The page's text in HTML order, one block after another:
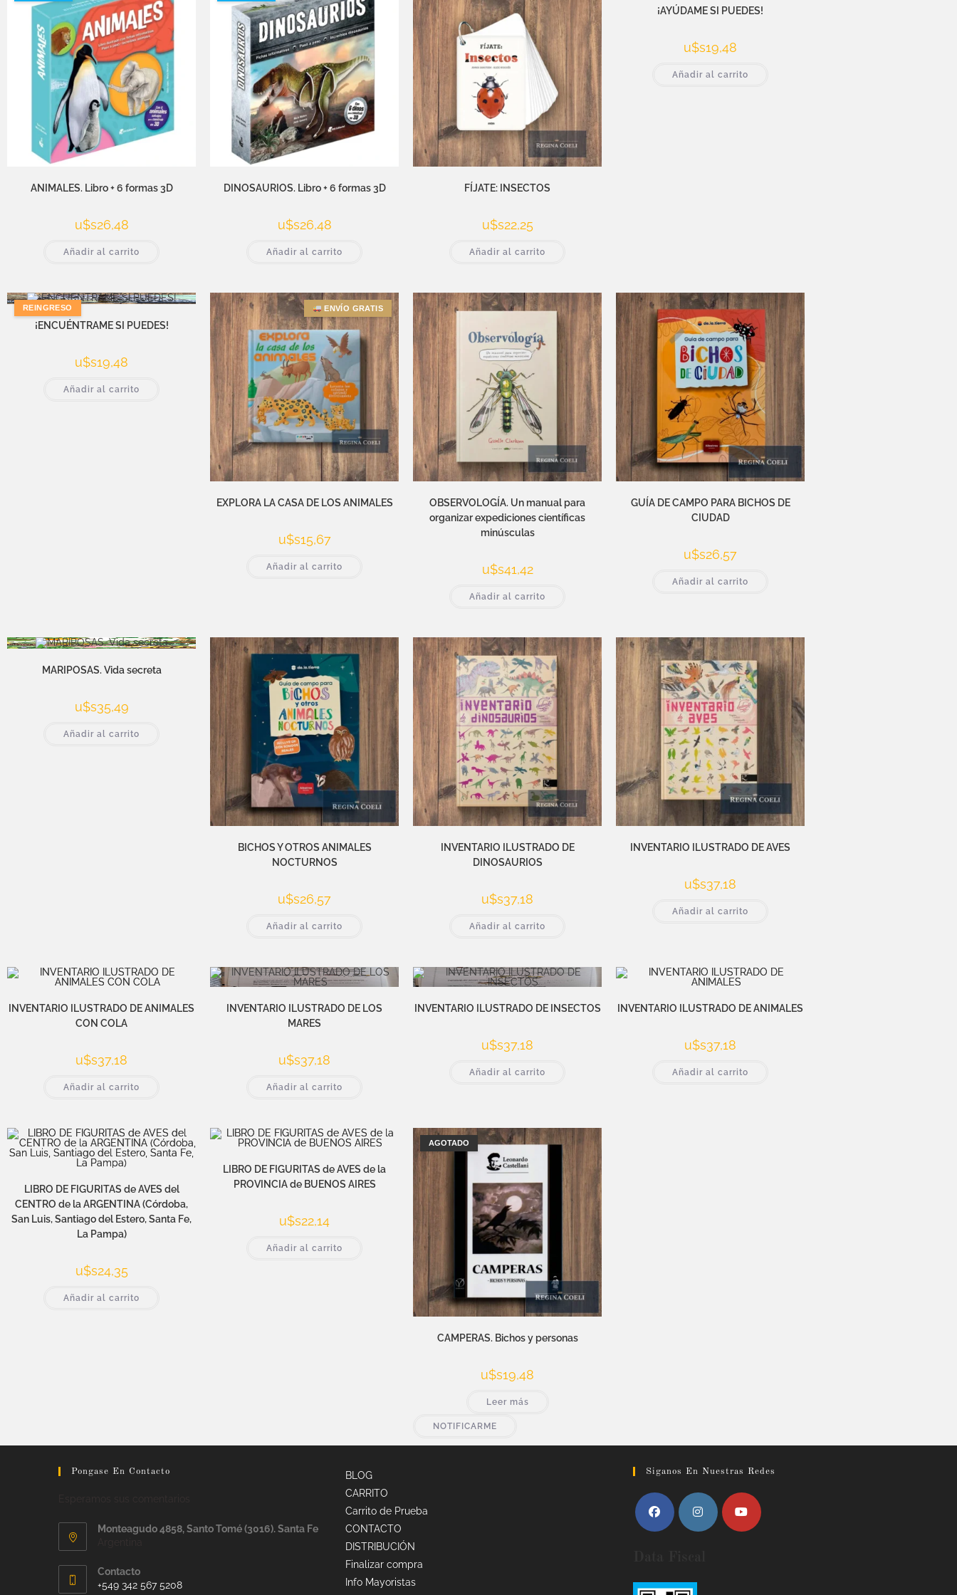
ANIMALES. Libro + 6 formas 3D
u$s26,48
Añadir al carrito
DINOSAURIOS. Libro + 6 formas 3D
u$s26,48
Añadir al carrito
FÍJATE: INSECTOS
u$s22,25
Añadir al carrito
¡AYÚDAME SI PUEDES!
u$s19,48
Añadir al carrito
REINGRESO
¡ENCUÉNTRAME SI PUEDES!
u$s19,48
Añadir al carrito
ENVÍO GRATIS
EXPLORA LA CASA DE LOS ANIMALES
u$s15,67
Añadir al carrito
OBSERVOLOGÍA. Un manual para
organizar expediciones científicas
minúsculas
u$s41,42
Añadir al carrito
GUÍA DE CAMPO PARA BICHOS DE
CIUDAD
u$s26,57
Añadir al carrito
MARIPOSAS. Vida secreta
u$s35,49
Añadir al carrito
BICHOS Y OTROS ANIMALES
NOCTURNOS
u$s26,57
Añadir al carrito
INVENTARIO ILUSTRADO DE
DINOSAURIOS
u$s37,18
Añadir al carrito
INVENTARIO ILUSTRADO DE AVES
u$s37,18
Añadir al carrito
INVENTARIO ILUSTRADO DE ANIMALES
CON COLA
u$s37,18
Añadir al carrito
INVENTARIO ILUSTRADO DE LOS
MARES
u$s37,18
Añadir al carrito
INVENTARIO ILUSTRADO DE INSECTOS
u$s37,18
Añadir al carrito
INVENTARIO ILUSTRADO DE ANIMALES
u$s37,18
Añadir al carrito
LIBRO DE FIGURITAS de AVES del
CENTRO de la ARGENTINA (Córdoba,
San Luis, Santiago del Estero, Santa Fe,
La Pampa)
u$s24,35
Añadir al carrito
LIBRO DE FIGURITAS de AVES de la
PROVINCIA de BUENOS AIRES
u$s22,14
Añadir al carrito
AGOTADO
CAMPERAS. Bichos y personas
u$s19,48
Leer más
NOTIFICARME
Pongase En Contacto
Monteagudo 4858, Santo Tomé (3016). Santa Fe
Contacto
+549 342 567 5208
BLOG
CARRITO
Carrito de Prueba
CONTACTO
DISTRIBUCIÓN
Finalizar compra
Info Mayoristas
Siganos En Nuestras Redes